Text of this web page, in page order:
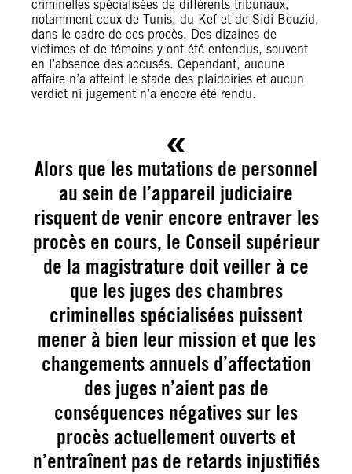
criminelles spécialisées de différents tribunaux,
notamment ceux de Tunis, du Kef et de Sidi Bouzid,
dans le cadre de ces procès. Des dizaines de
victimes et de témoins y ont été entendus, souvent
en l’absence des accusés. Cependant, aucune
affaire n’a atteint le stade des plaidoiries et aucun
verdict ni jugement n’a encore été rendu.
Alors que les mutations de personnel
au sein de l’appareil judiciaire
risquent de venir encore entraver les
procès en cours, le Conseil supérieur
de la magistrature doit veiller à ce
que les juges des chambres
criminelles spécialisées puissent
mener à bien leur mission et que les
changements annuels d’affectation
des juges n’aient pas de
conséquences négatives sur les
procès actuellement ouverts et
n’entraînent pas de retards injustifiés